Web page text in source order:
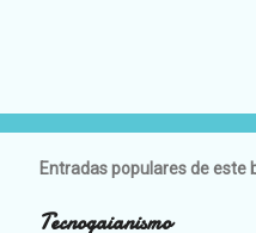
Entradas populares de este
Tecnogaianismo